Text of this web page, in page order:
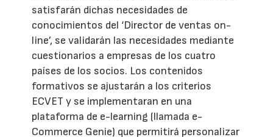
satisfarán dichas necesidades de
conocimientos del ‘Director de ventas on-
line’, se validarán las necesidades mediante
cuestionarios a empresas de los cuatro
países de los socios. Los contenidos
formativos se ajustarán a los criterios
ECVET y se implementaran en una
plataforma de e-learning (llamada e-
Commerce Genie) que permitirá personalizar